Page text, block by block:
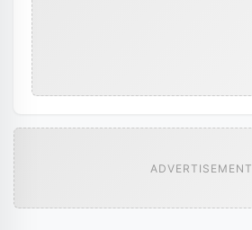
ADVERTISEMENT